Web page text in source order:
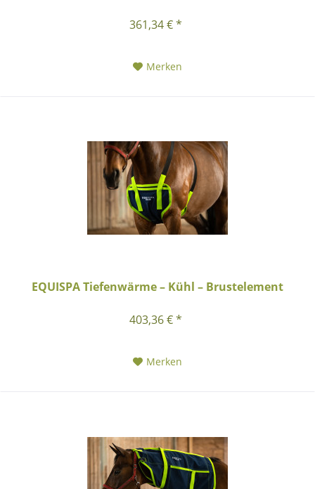
361,34 € *
Merken
EQUISPA Tiefenwärme – Kühl – Brustelement
403,36 € *
Merken